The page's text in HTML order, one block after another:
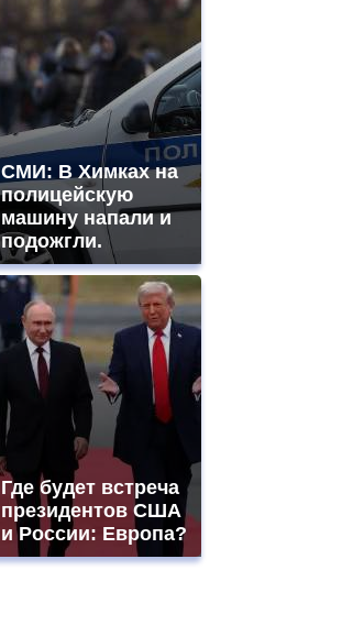
СМИ: В Химках на
полицейскую
машину напали и
подожгли.
Где будет встреча
президентов США
и России: Европа?